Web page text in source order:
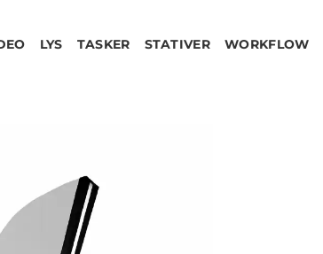
LYS TASKER STATIVER WORKFLOW